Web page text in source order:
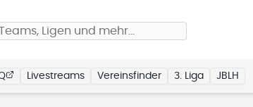
Ligen und mehr…
Livestreams Vereinsfinder 3. Liga JBLH